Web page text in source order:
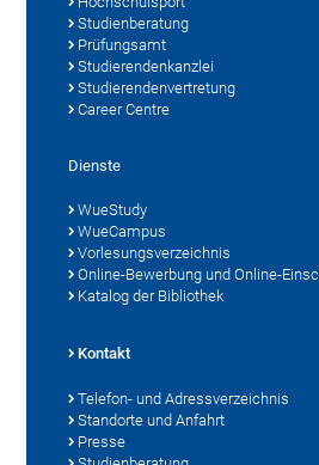
Studienberatung
Prüfungsamt
Studierendenkanzlei
Studierendenvertretung
Career Centre
Dienste
WueStudy
WueCampus
Vorlesungsverzeichnis
Online-Bewerbung und Online-
Katalog der Bibliothek
Kontakt
Telefon- und Adressverzeichnis
Standorte und Anfahrt
Presse